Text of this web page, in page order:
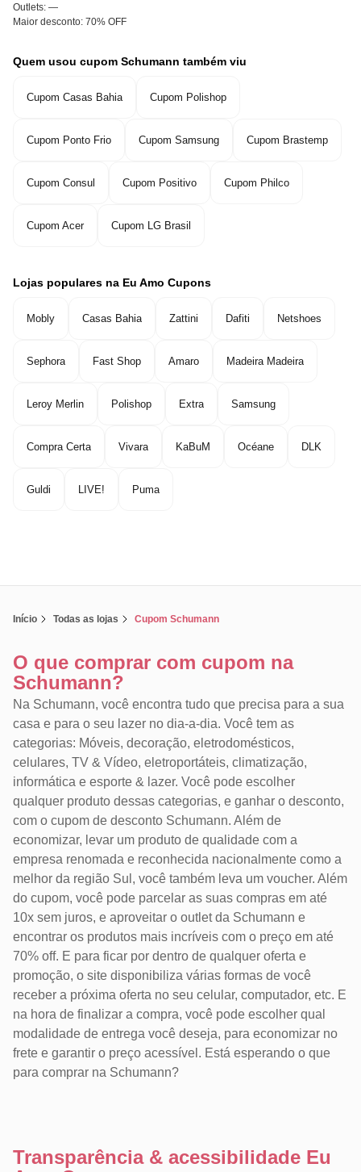
Outlets: —
Maior desconto: 70% OFF
Quem usou cupom Schumann também viu
Cupom Casas Bahia Cupom Polishop
Cupom Ponto Frio Cupom Samsung Cupom Brastemp
Cupom Consul Cupom Positivo Cupom Philco
Cupom Acer Cupom LG Brasil
Lojas populares na Eu Amo Cupons
Mobly Casas Bahia Zattini Dafiti Netshoes
Sephora Fast Shop Amaro Madeira Madeira
Leroy Merlin Polishop Extra Samsung
Compra Certa Vivara KaBuM Océane DLK
Guldi LIVE! Puma
Início Todas as lojas Cupom Schumann
O que comprar com cupom na
Schumann?
Na Schumann, você encontra tudo que precisa para a sua
casa e para o seu lazer no dia-a-dia. Você tem as
categorias: Móveis, decoração, eletrodomésticos,
celulares, TV & Vídeo, eletroportáteis, climatização,
informática e esporte & lazer. Você pode escolher
qualquer produto dessas categorias, e ganhar o desconto,
com o cupom de desconto Schumann. Além de
economizar, levar um produto de qualidade com a
empresa renomada e reconhecida nacionalmente como a
melhor da região Sul, você também leva um voucher. Além
do cupom, você pode parcelar as suas compras em até
10x sem juros, e aproveitar o outlet da Schumann e
encontrar os produtos mais incríveis com o preço em até
70% off. E para ficar por dentro de qualquer oferta e
promoção, o site disponibiliza várias formas de você
receber a próxima oferta no seu celular, computador, etc. E
na hora de finalizar a compra, você pode escolher qual
modalidade de entrega você deseja, para economizar no
frete e garantir o preço acessível. Está esperando o que
para comprar na Schumann?
Transparência & acessibilidade Eu